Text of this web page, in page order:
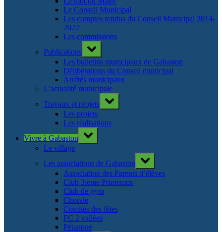
Le Conseil Municipal
Les comptes rendus du Conseil Municipal 2014-
2022
Les commissions
Publications
Toggle
sub-
menu
Les bulletins municipaux de Gabaston
Délibérations du Conseil municipal
Arrêtés municipaux
L’actualité municipale
Travaux et projets
Toggle
sub-
Les projets
Les réalisations
Vivre à Gabaston
Toggle
sub-
Le village
Les associations de Gabaston
Toggle
sub-
menu
Association des Parents d’élèves
Club 3ieme Printemps
Club de gym
Chorale
Comités des fêtes
FC 2 vallées
Pétanque